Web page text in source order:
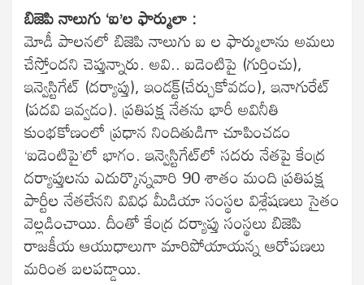
బిజెపి నాలుగు ‘ఐ’ల ఫార్ములా :
మోడీ పాలనలో బిజెపి నాలుగు ఐ ల ఫార్ములాను అమలు
చేస్తోందని చెప్తున్నారు. అవి.. ఐడెంటిపై (గుర్తించు),
ఇన్వెస్టిగేట్ (దర్యాప్తు), ఇండక్ట్(చేర్చుకోవడం), ఇనాగురేట్
(పదవి ఇవ్వడం). ప్రతిపక్ష నేతను భారీ అవినీతి
కుంభకోణంలో ప్రధాన నిందితుడిగా చూపించడం
‘ఐడెంటిపై’లో భాగం. ఇన్వెస్టిగేట్‌లో సదరు నేతపై కేంద్ర
దర్యాప్తులను ఎదుర్కొన్నవారి 90 శాతం మంది ప్రతిపక్ష
పార్టీల నేతలేనని వివిధ మీడియా సంస్థల విశ్లేషణలు సైతం
వెల్లడించాయి. దీంతో కేంద్ర దర్యాప్తు సంస్థలు బిజెపి
రాజకీయ ఆయుధాలుగా మారిపోయాయన్న ఆరోపణలు
మరింత బలపడ్డాయి.